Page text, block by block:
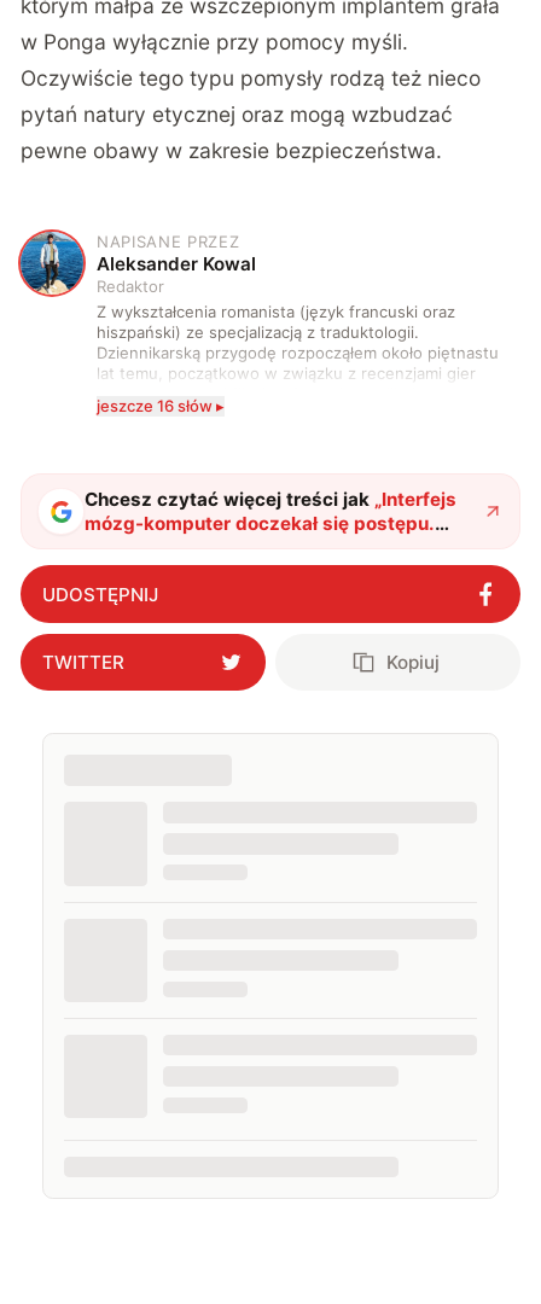
którym małpa ze wszczepionym implantem grała
w Ponga wyłącznie przy pomocy myśli.
Oczywiście tego typu pomysły rodzą też nieco
pytań natury etycznej oraz mogą wzbudzać
pewne obawy w zakresie bezpieczeństwa.
A
NAPISANE PRZEZ
Aleksander Kowal
Redaktor
Z wykształcenia romanista (język francuski oraz
hiszpański) ze specjalizacją z traduktologii.
Dziennikarską przygodę rozpocząłem około piętnastu
lat temu, początkowo w związku z recenzjami gier
komputerowych i filmów. Obecnie publikuję
zdecydowanie częściej na tematy związane z nauką
także uprawiać oraz oglądać sport.
jeszcze 16 słów ▸
Chcesz czytać więcej treści jak „Interfejs
mózg-komputer doczekał się postępu.
Sterowanie myślami będzie coraz
popularniejsze"?
UDOSTĘPNIJ
TWITTER Kopiuj